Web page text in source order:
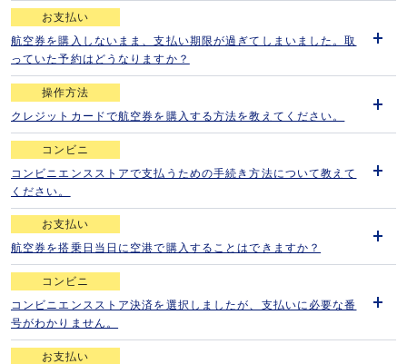
お支払い
航空券を購入しないまま、支払い期限が過ぎてしまいました。取
っていた予約はどうなりますか？
く
操作方法
クレジットカードで航空券を購入する方法を教えてください。
コンビニ
コンビニエンスストアで支払うための手続き方法について教えて
ください。
く
お支払い
航空券を搭乗日当日に空港で購入することはできますか？
コンビニ
コンビニエンスストア決済を選択しましたが、支払いに必要な番
号がわかりません。
く
お支払い